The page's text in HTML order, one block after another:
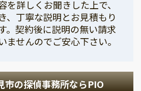
を詳しくお聞きした上で、
、丁寧な説明とお見積もり
。契約後に説明の無い請求
ませんのでご安心下さい。
市の探偵事務所ならPIO